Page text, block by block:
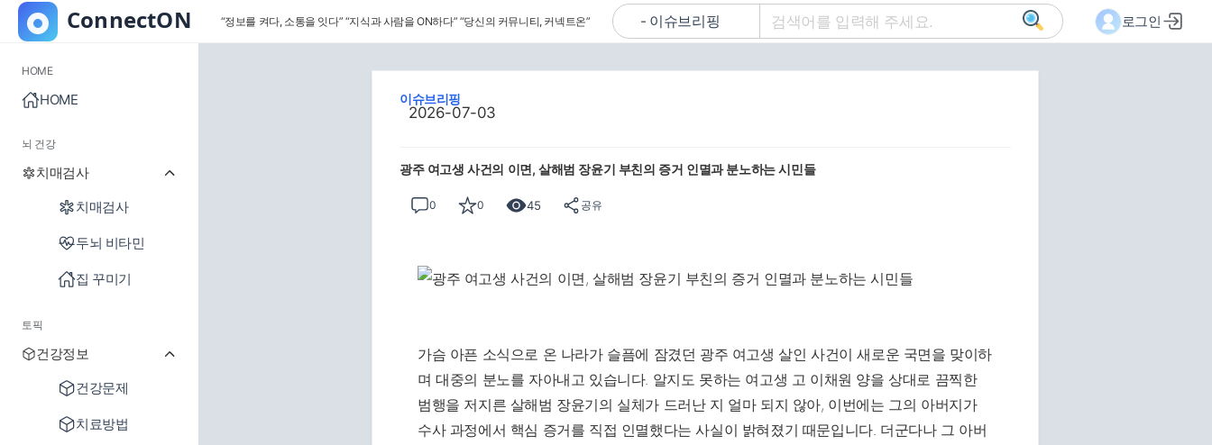
“정보를 켜다, 소통을 잇다” “지식과 사람을 ON하다” “당신의 커뮤니티, 커넥트온” 로그인
HOME
HOME
뇌 건강
치매검사
치매검사
두뇌 비타민
집 꾸미기
토픽
건강정보
건강문제
치료방법
이슈브리핑
2026-07-03
광주 여고생 사건의 이면, 살해범 장윤기 부친의 증거 인멸과 분노하는 시민들
0 0 45 공유
가슴 아픈 소식으로 온 나라가 슬픔에 잠겼던 광주 여고생 살인 사건이 새로운 국면을 맞이하
며 대중의 분노를 자아내고 있습니다. 알지도 못하는 여고생 고 이채원 양을 상대로 끔찍한
범행을 저지른 살해범 장윤기의 실체가 드러난 지 얼마 되지 않아, 이번에는 그의 아버지가
수사 과정에서 핵심 증거를 직접 인멸했다는 사실이 밝혀졌기 때문입니다. 더군다나 그 아버